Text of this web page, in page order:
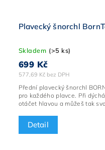
Plavecký šnorchl
Skladem (>5 ks)
577,69 Kč bez DPH
699 Kč
Detail
Přední plavecký šnorchl
pro každého plavce. Při dýchání za pomocí šnorchlu nemusíš
otáčet hlavou a můžeš tak